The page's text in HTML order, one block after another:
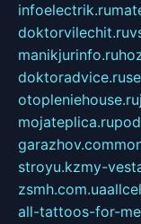
infoelectrik.ru
doktorvilechit.ru
manikjurinfo.ru
doktoradvice.ru
otopleniehouse.ru
mojateplica.ru
garazhov.com
stroyu.kzmy-
zsmh.com.ua
all-tattoos-for-